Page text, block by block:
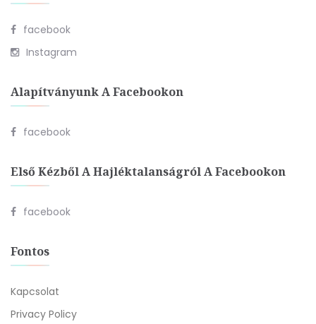
facebook
Instagram
Alapítványunk A Facebookon
facebook
Első Kézből A Hajléktalanságról A Facebookon
facebook
Fontos
Kapcsolat
Privacy Policy